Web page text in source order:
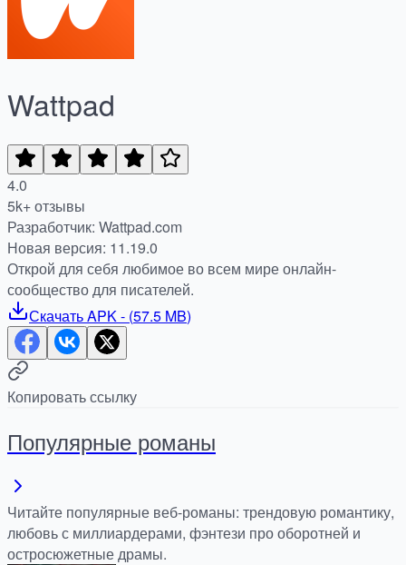
Wattpad
4.0
5k+ отзывы
Разработчик: Wattpad.com
Новая версия: 11.19.0
Открой для себя любимое во всем мире онлайн-
сообщество для писателей.
СкачатьAPK- (57.5 MB)
Копировать ссылку
Популярные романы
Читайте популярные веб-романы: трендовую романтику,
любовь с миллиардерами, фэнтези про оборотней и
остросюжетные драмы.